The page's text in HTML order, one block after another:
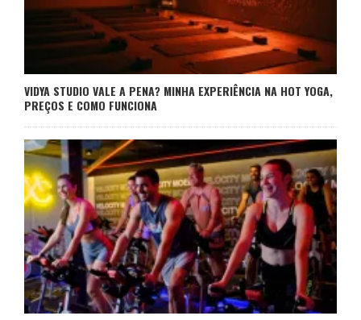
VIDYA STUDIO VALE A PENA? MINHA EXPERIÊNCIA NA HOT YOGA,
PREÇOS E COMO FUNCIONA